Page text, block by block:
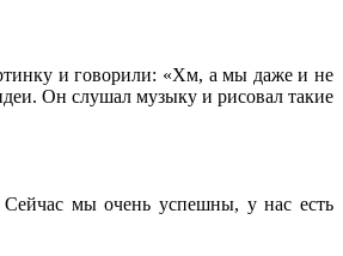
и говорили: «Хм, а мы даже и не
Он слушал музыку и рисовал такие
мы очень успешны, у нас есть